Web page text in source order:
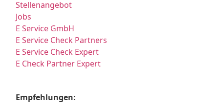
Stellenangebot
Jobs
E Service GmbH
E Service Check Partners
E Service Check Expert
E Check Partner Expert
Empfehlungen: